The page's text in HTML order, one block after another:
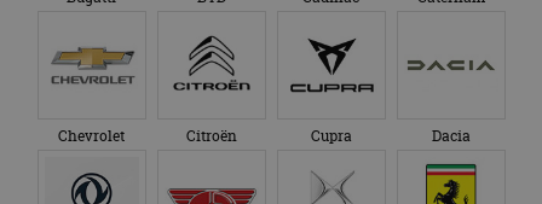
Chevrolet Citroën Cupra Dacia